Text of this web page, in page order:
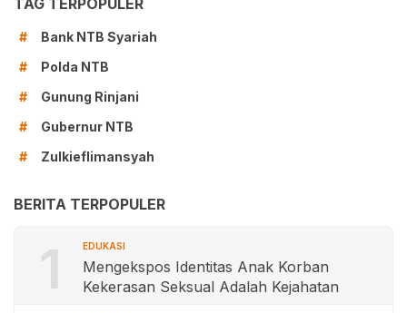
TAG TERPOPULER
#
Bank NTB Syariah
#
Polda NTB
#
Gunung Rinjani
#
Gubernur NTB
#
Zulkieflimansyah
BERITA TERPOPULER
1 EDUKASI
Mengekspos Identitas Anak Korban
Kekerasan Seksual Adalah Kejahatan